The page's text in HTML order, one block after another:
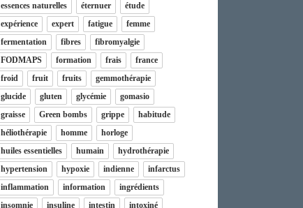
essences naturelles
éternuer
étude
expérience
expert fatigue
femme
fermentation
fibres
fibromyalgie
FODMAPS
formation frais
france
froid
fruit fruits
gemmothérapie
glucide
gluten glycémie
gomasio
graisse
Green bombs grippe
habitude
héliothérapie
homme
horloge
huiles essentielles
humain
hydrothérapie
hypertension
hypoxie indienne
infarctus
inflammation
information
ingrédients
insomnie
insuline intestin
intoxiné